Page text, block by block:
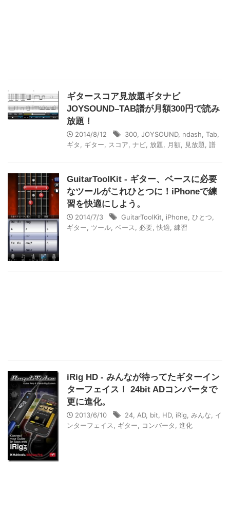
ギタースコア見放題ギタナビ
JOYSOUND–TAB譜が月額300円で読み
放題！
2014/8/12 300 JOYSOUND, ndash Tab
ギタ
ギター スコア ナビ 放題 月額 見放題 譜
GuitarToolKit - ギター、ベースに必要
なツールがこれひとつに！iPhoneで練
習を快適にしよう。
2014/7/3 GuitarToolKit iPhone ひとつ
ギター
ツール ベース 必要 快適 練習
iRig HD - みんなが待ってたギターイン
ターフェイス！ 24bit ADコンバータで
更に進化。
2013/6/10 24, AD, bit, HD, iRig, みんな, イ
ンターフェイス, ギター, コンバータ, 進化